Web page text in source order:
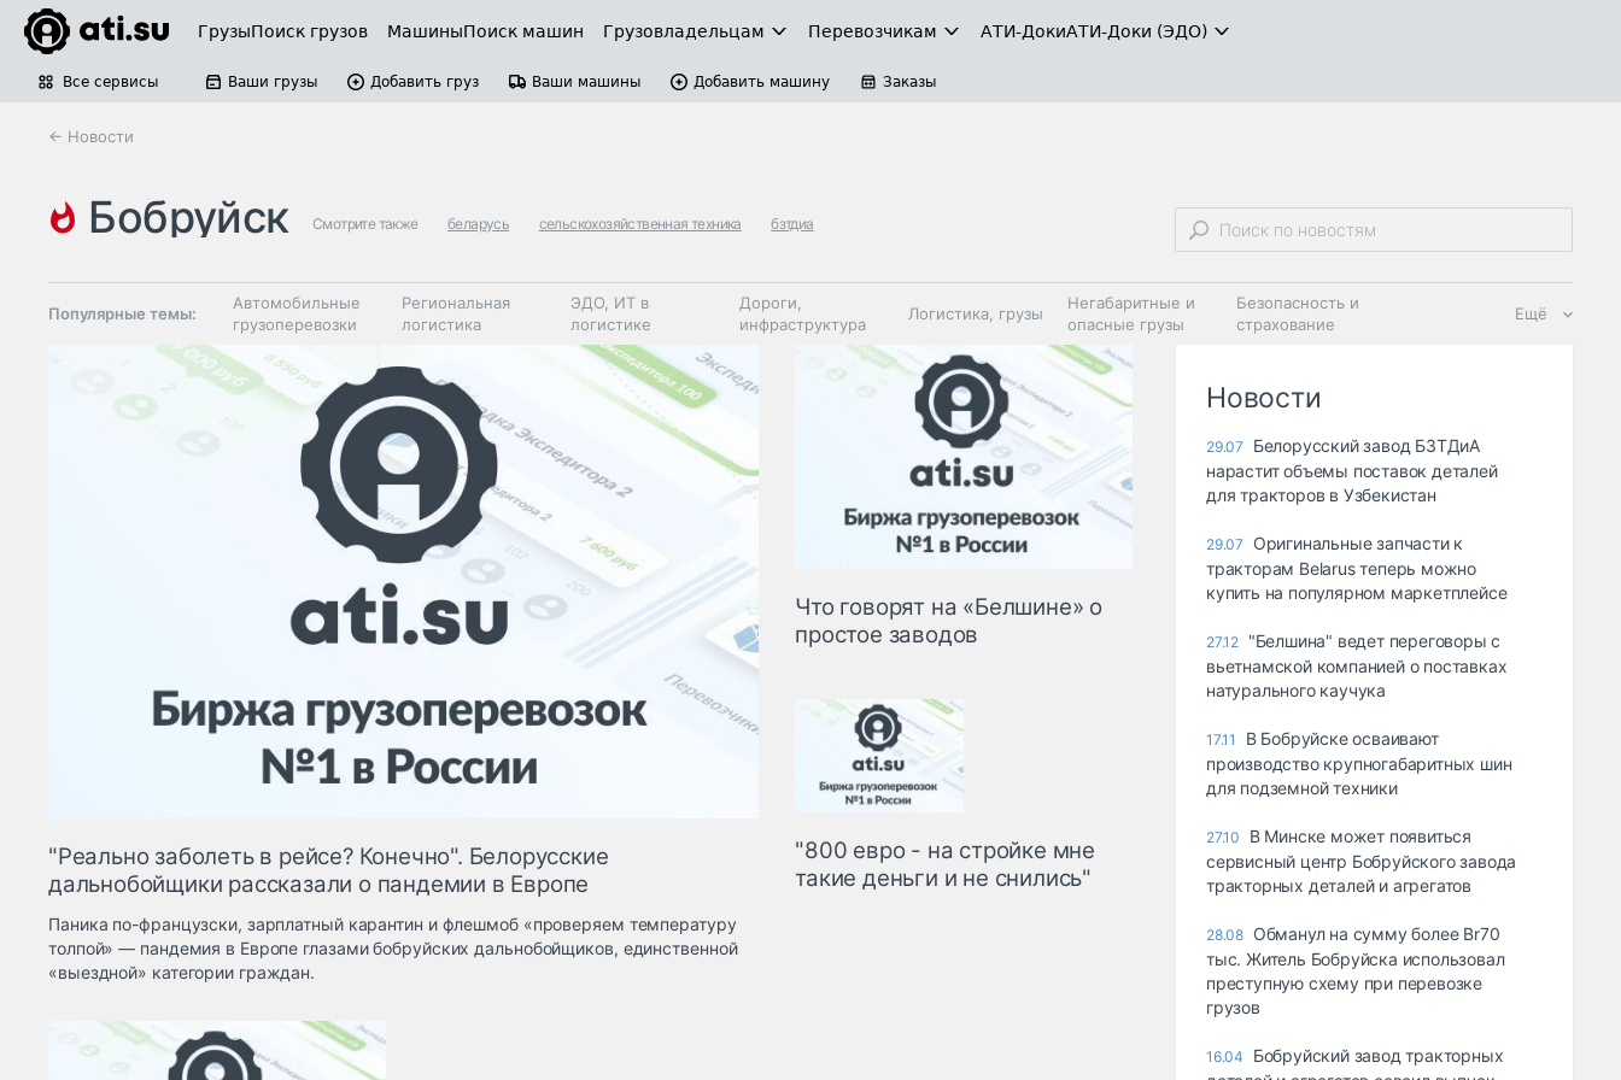
ГрузыПоиск грузов МашиныПоиск машин Грузовладельцам Перевозчикам АТИ-ДокиАТИ-Доки (ЭДО)
Все сервисы Ваши грузы Добавить груз Ваши машины Добавить машину Заказы
← Новости
бобруйск Смотрите также беларусь сельскохозяйственная техника бзтдиа
Популярные темы:
Автомобильные
грузоперевозки
Региональная
логистика
ЭДО, ИТ в
логистике
Дороги,
инфраструктура
Логистика, грузы
Негабаритные и
опасные грузы
Безопасность и
страхование
Таможня и ВЭД
грузовые
терминалы
Коммерческий
транспорт
Спецтехника
Автосервис,
запчасти, шины
Топливо, масла и
автохимия
Ещё
"Реально заболеть в рейсе? Конечно". Белорусские
дальнобойщики рассказали о пандемии в Европе
Паника по-французски, зарплатный карантин и флешмоб «проверяем температуру
толпой» — пандемия в Европе глазами бобруйских дальнобойщиков, единственной
«выездной» категории граждан.
Что говорят на «Белшине» о
простое заводов
"800 евро - на стройке мне
такие деньги и не снились"
Новости
29.07
Белорусский завод БЗТДиА
нарастит объемы поставок деталей
для тракторов в Узбекистан
29.07
Оригинальные запчасти к
тракторам Belarus теперь можно
купить на популярном маркетплейсе
27.12 "Белшина" ведет переговоры с
вьетнамской компанией о поставках
натурального каучука
17.11
В Бобруйске осваивают
производство крупногабаритных шин
для подземной техники
27.10
В Минске может появиться
сервисный центр Бобруйского завода
тракторных деталей и агрегатов
28.08 Обманул на сумму более Br70
тыс. Житель Бобруйска использовал
преступную схему при перевозке
грузов
16.04
Бобруйский завод тракторных